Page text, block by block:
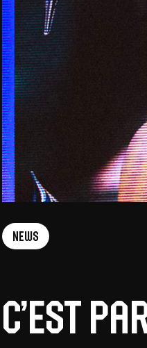
Public
News
C’est